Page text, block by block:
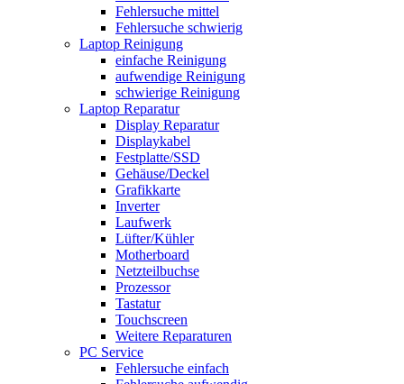
Fehlersuche mittel
Fehlersuche schwierig
Laptop Reinigung
einfache Reinigung
aufwendige Reinigung
schwierige Reinigung
Laptop Reparatur
Display Reparatur
Displaykabel
Festplatte/SSD
Gehäuse/Deckel
Grafikkarte
Inverter
Laufwerk
Lüfter/Kühler
Motherboard
Netzteilbuchse
Prozessor
Tastatur
Touchscreen
Weitere Reparaturen
PC Service
Fehlersuche einfach